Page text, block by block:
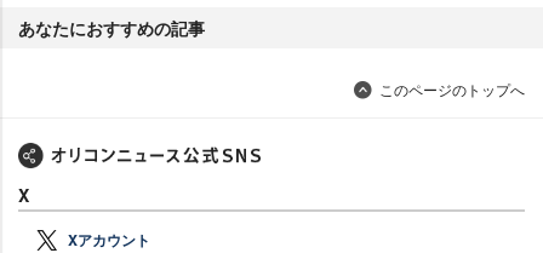
あなたにおすすめの記事
このページのトップへ
X
Xアカウント